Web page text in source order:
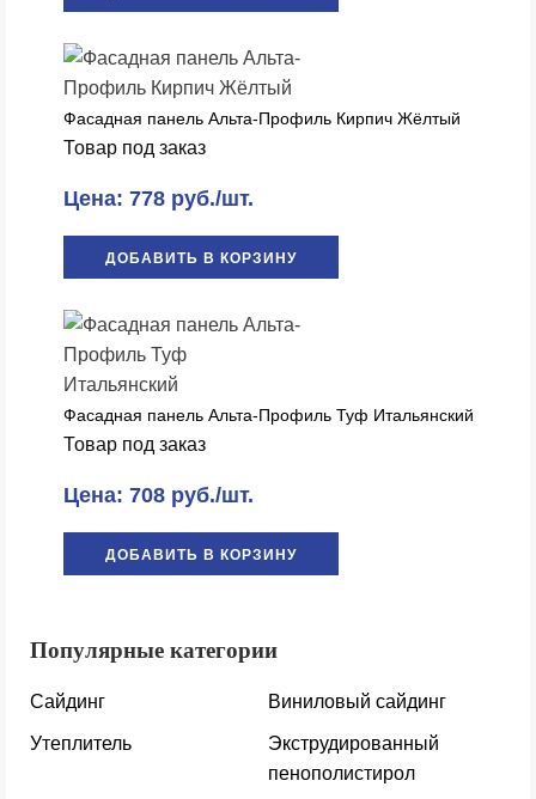
Фасадная панель Альта-Профиль Кирпич Жёлтый
Товар под заказ
Цена: 778 руб./шт.
ДОБАВИТЬ В КОРЗИНУ
Фасадная панель Альта-Профиль Туф Итальянский
Товар под заказ
Цена: 708 руб./шт.
ДОБАВИТЬ В КОРЗИНУ
Популярные категории
Сайдинг Виниловый сайдинг
Утеплитель
Экструдированный
пенополистирол